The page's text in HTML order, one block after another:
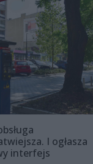
I ogłasza
interfejs